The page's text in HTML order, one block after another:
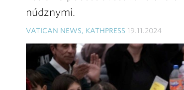
núdznymi.
VATICAN NEWS, KATHPRESS 19.11.2024